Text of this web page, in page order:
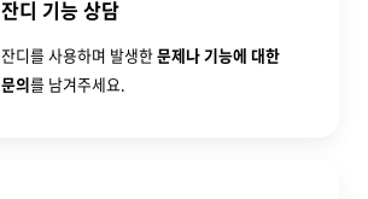
잔디 기능 상담
잔디를 사용하며 발생한문제나 기능에 대한
문의를 남겨주세요.